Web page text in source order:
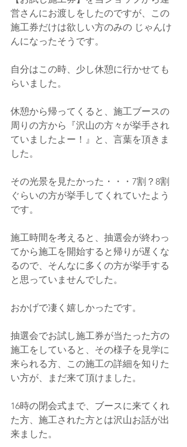
営さんにお渡しをしたのですが、この
施工券だけは欲しい方のみの じゃんけ
んになったそうです。
自分はこの時、少し休憩に行かせても
らいました。
休憩から帰ってくると、施工ブースの
周りの方から『沢山の方々が挙手され
ていましたよー！』と、言葉を頂きま
した。
その光景を見たかった・・・7割？8割
ぐらいの方が挙手してくれていたよう
です。
施工時間を考えると、抽選会が終わっ
てから施工を開始すると帰りが遅くな
るので、そんなに多くの方が挙手する
と思っていませんでした。
おかげで凄く嬉しかったです。
抽選会でお試し施工券が当たった方の
施工をしていると、その様子を見学に
来られる方、この施工の詳細を知りた
い方が、まだ来て頂けました。
16時の閉会式まで、ブースに来てくれ
た方、施工された方とは沢山お話が出
来ました。